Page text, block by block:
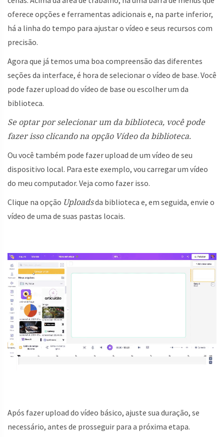
oferece opções e ferramentas adicionais e, na parte inferior,
há a linha do tempo para ajustar o vídeo e seus recursos com
precisão.
Agora que já temos uma boa compreensão das diferentes
seções da interface, é hora de selecionar o vídeo de base. Você
pode fazer upload do vídeo de base ou escolher um da
biblioteca.
Se optar por selecionar um da biblioteca, você pode
fazer isso clicando na opção Vídeo da biblioteca.
Ou você também pode fazer upload de um vídeo de seu
dispositivo local. Para este exemplo, vou carregar um vídeo
do meu computador. Veja como fazer isso.
Clique na opção Uploadsda biblioteca e, em seguida, envie o
vídeo de uma de suas pastas locais.
Após fazer upload do vídeo básico, ajuste sua duração, se
necessário, antes de prosseguir para a próxima etapa.